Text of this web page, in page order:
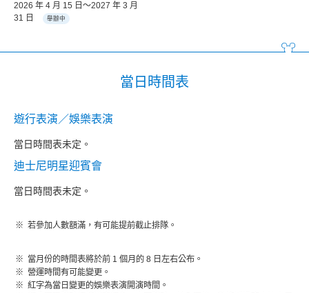
2026 年 4 月 15 日～2027 年 3 月
31 日
舉辦中
當日時間表
遊行表演／娛樂表演
當日時間表未定。
迪士尼明星迎賓會
當日時間表未定。
若參加人數額滿，有可能提前截止排隊。
當月份的時間表將於前 1 個月的 8 日左右公布。
營運時間有可能變更。
紅字為當日變更的娛樂表演開演時間。